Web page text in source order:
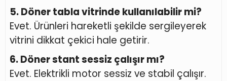
5. Döner tabla vitrinde kullanılabilir mi?
Evet. Ürünleri hareketli şekilde sergileyerek
vitrini dikkat çekici hale getirir.
6. Döner stant sessiz çalışır mı?
Evet. Elektrikli motor sessiz ve stabil çalışır.